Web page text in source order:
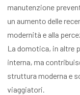
manutenzione
un aumento delle
modernità e alla
La domotica, in altre
interna, ma
struttura moderna e
viaggiatori.